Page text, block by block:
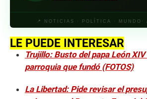
📍 NOTICIAS · POLÍTICA · MUNDO·
LE PUEDE INTERESAR
Trujillo: Busto del papa León
parroquia que fundó (FOTOS)
La Libertad: Pide revisar el